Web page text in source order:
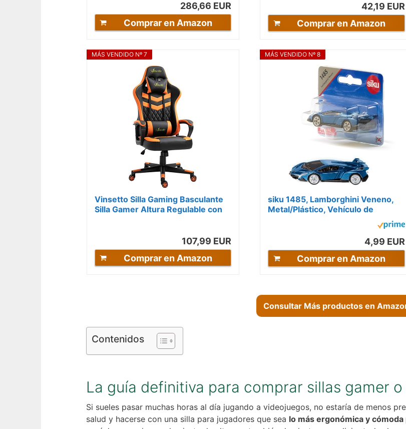
286,66 EUR
Comprar en Amazon
42,19 EUR
Comprar en Amazon
MÁS VENDIDO Nº 7
Vinsetto Silla Gaming Basculante
Silla Gamer Altura Regulable con
107,99 EUR
Comprar en Amazon
MÁS VENDIDO Nº 8
siku 1485, Lamborghini Veneno,
Metal/Plástico, Vehículo de
juguete para niños, Azul oscuro,...
4,99 EUR
Comprar en Amazon
Consultar Más productos en
Contenidos
La guía definitiva para comprar sillas gamer
Si sueles pasar muchas horas al día jugando a videojuegos, no estaría de menos
salud y hacerse con una silla para jugadores que sea lo más ergonómica y cómoda